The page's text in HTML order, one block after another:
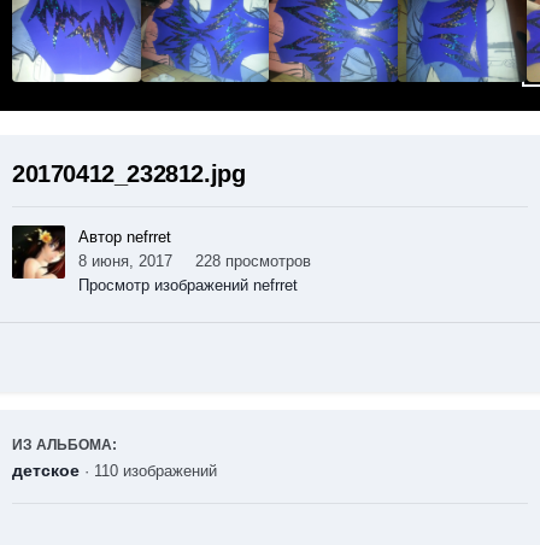
20170412_232812.jpg
Автор nefrret
8 июня, 2017
228 просмотров
Просмотр изображений nefrret
ИЗ АЛЬБОМА:
детское · 110 изображений